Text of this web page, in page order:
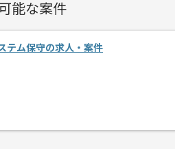
能な案件
テム保守の求人・案件